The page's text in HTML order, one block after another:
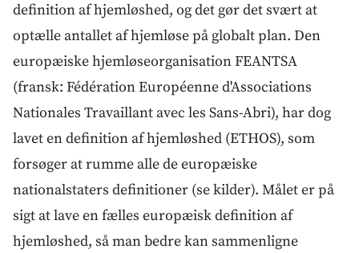
definition af hjemløshed, og det gør det svært at
optælle antallet af hjemløse på globalt plan. Den
europæiske hjemløseorganisation FEANTSA
(fransk: Fédération Européenne d'Associations
Nationales Travaillant avec les Sans-Abri), har dog
lavet en definition af hjemløshed (ETHOS), som
forsøger at rumme alle de europæiske
nationalstaters definitioner (se kilder). Målet er på
sigt at lave en fælles europæisk definition af
hjemløshed, så man bedre kan sammenligne